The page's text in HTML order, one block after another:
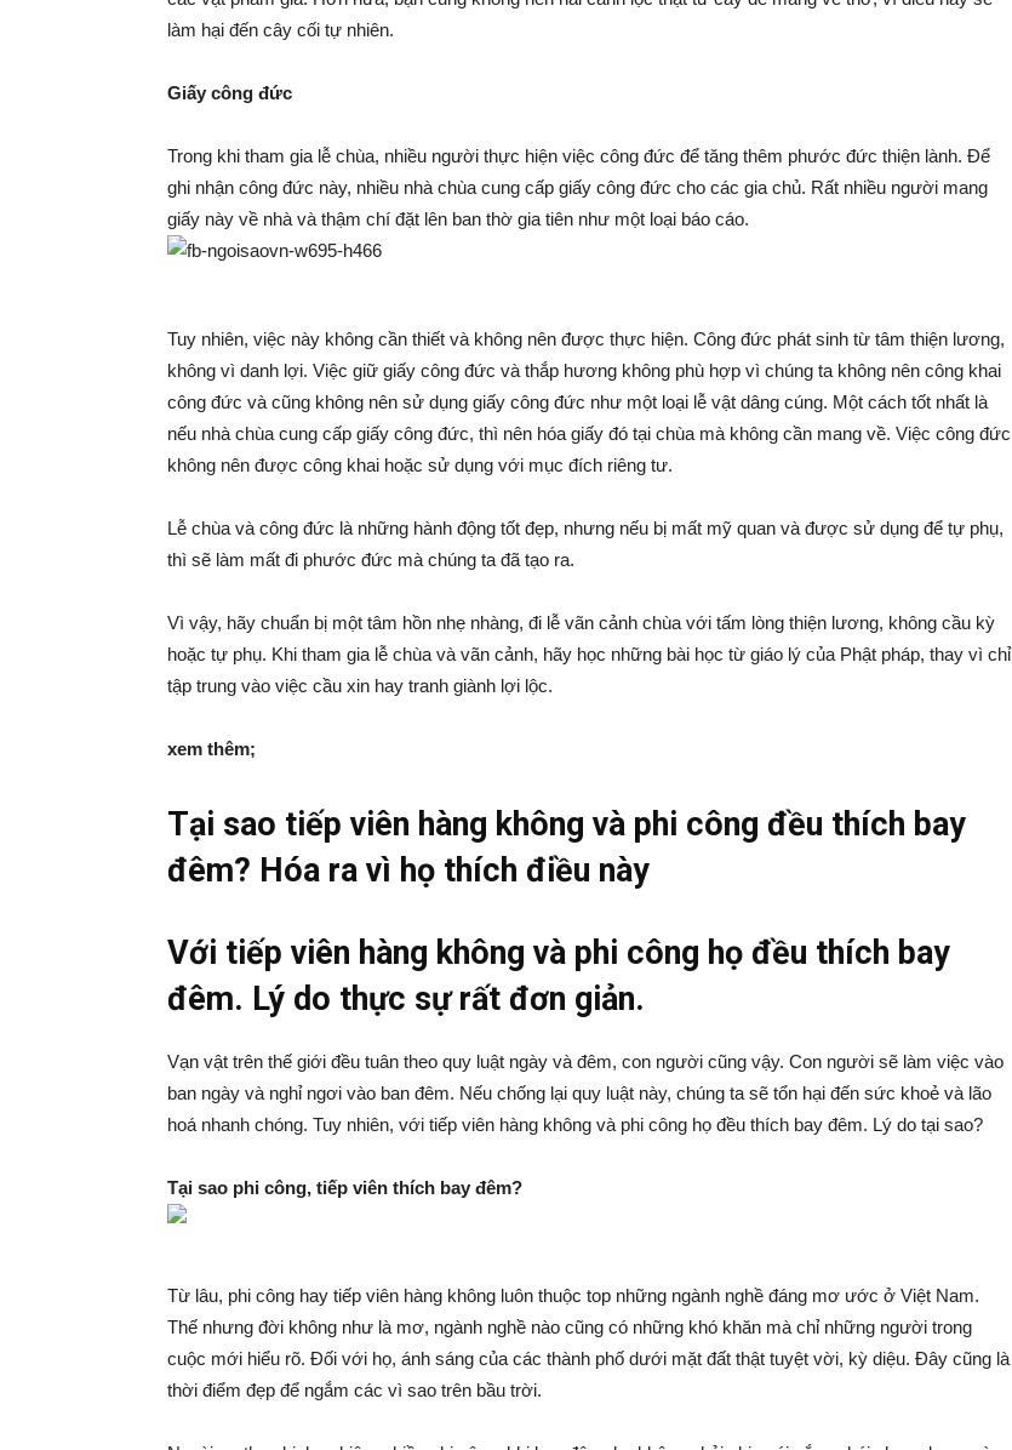
làm hại đến cây cối tự nhiên.
Giấy công đức
Trong khi tham gia lễ chùa, nhiều người thực hiện việc công đức để tăng thêm phước đức thiện lành. Để
ghi nhận công đức này, nhiều nhà chùa cung cấp giấy công đức cho các gia chủ. Rất nhiều người mang
giấy này về nhà và thậm chí đặt lên ban thờ gia tiên như một loại báo cáo.
Tuy nhiên, việc này không cần thiết và không nên được thực hiện. Công đức phát sinh từ tâm thiện lương,
không vì danh lợi. Việc giữ giấy công đức và thắp hương không phù hợp vì chúng ta không nên công khai
công đức và cũng không nên sử dụng giấy công đức như một loại lễ vật dâng cúng. Một cách tốt nhất là
nếu nhà chùa cung cấp giấy công đức, thì nên hóa giấy đó tại chùa mà không cần mang về. Việc công đức
không nên được công khai hoặc sử dụng với mục đích riêng tư.
Lễ chùa và công đức là những hành động tốt đẹp, nhưng nếu bị mất mỹ quan và được sử dụng để tự phụ,
thì sẽ làm mất đi phước đức mà chúng ta đã tạo ra.
Vì vậy, hãy chuẩn bị một tâm hồn nhẹ nhàng, đi lễ vãn cảnh chùa với tấm lòng thiện lương, không cầu kỳ
hoặc tự phụ. Khi tham gia lễ chùa và vãn cảnh, hãy học những bài học từ giáo lý của Phật pháp, thay vì chỉ
tập trung vào việc cầu xin hay tranh giành lợi lộc.
xem thêm;
Tại sao tiếp viên hàng không và phi công đều thích bay
đêm? Hóa ra vì họ thích điều này
Với tiếp viên hàng không và phi công họ đều thích bay
đêm. Lý do thực sự rất đơn giản.
Vạn vật trên thế giới đều tuân theo quy luật ngày và đêm, con người cũng vậy. Con người sẽ làm việc vào
ban ngày và nghỉ ngơi vào ban đêm. Nếu chống lại quy luật này, chúng ta sẽ tổn hại đến sức khoẻ và lão
hoá nhanh chóng. Tuy nhiên, với tiếp viên hàng không và phi công họ đều thích bay đêm. Lý do tại sao?
Tại sao phi công, tiếp viên thích bay đêm?
Từ lâu, phi công hay tiếp viên hàng không luôn thuộc top những ngành nghề đáng mơ ước ở Việt Nam.
Thế nhưng đời không như là mơ, ngành nghề nào cũng có những khó khăn mà chỉ những người trong
cuộc mới hiểu rõ. Đối với họ, ánh sáng của các thành phố dưới mặt đất thật tuyệt vời, kỳ diệu. Đây cũng là
thời điểm đẹp để ngắm các vì sao trên bầu trời.